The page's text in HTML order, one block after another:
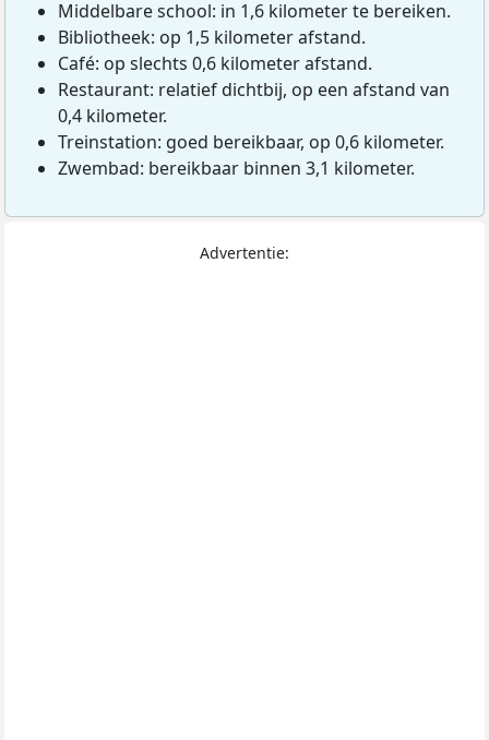
Middelbare school: in 1,6 kilometer te bereiken.
Bibliotheek: op 1,5 kilometer afstand.
Café: op slechts 0,6 kilometer afstand.
Restaurant: relatief dichtbij, op een afstand van
0,4 kilometer.
Treinstation: goed bereikbaar, op 0,6 kilometer.
Zwembad: bereikbaar binnen 3,1 kilometer.
Advertentie: